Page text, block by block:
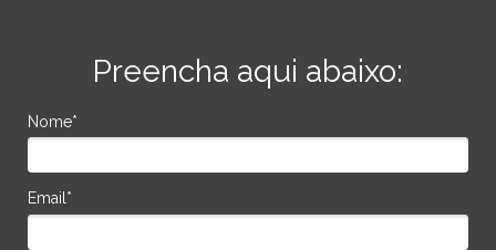
Preencha aqui abaixo:
Nome*
Email*